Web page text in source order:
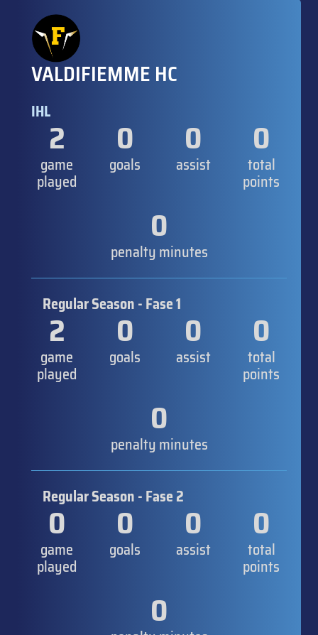
VALDIFIEMME HC
IHL
2
game
played
0
goals
0
assist
0
total
points
0
penalty minutes
Regular Season - Fase 1
2
game
played
0
goals
0
assist
0
total
points
0
penalty minutes
Regular Season - Fase 2
0
game
played
0
goals
0
assist
0
total
points
0